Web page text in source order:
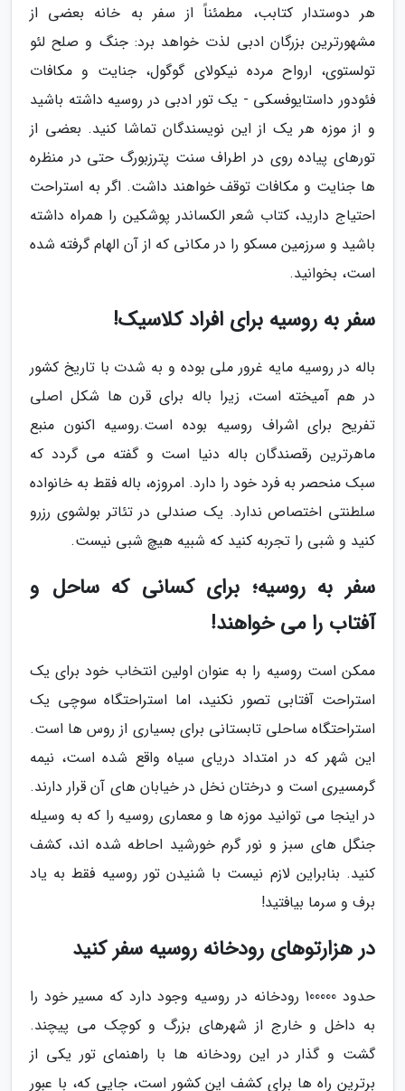
هر دوستدار کتابب، مطمئناً از سفر به خانه بعضی از
مشهورترین بزرگان ادبی لذت خواهد برد: جنگ و صلح لئو
تولستوی، ارواح مرده نیکولای گوگول، جنایت و مکافات
فئودور داستایوفسکی - یک تور ادبی در روسیه داشته باشید
و از موزه هر یک از این نویسندگان تماشا کنید. بعضی از
تورهای پیاده روی در اطراف سنت پترزبورگ حتی در منظره
ها جنایت و مکافات توقف خواهند داشت. اگر به استراحت
احتیاج دارید، کتاب شعر الکساندر پوشکین را همراه داشته
باشید و سرزمین مسکو را در مکانی که از آن الهام گرفته شده
است، بخوانید.
سفر به روسیه برای افراد کلاسیک!
باله در روسیه مایه غرور ملی بوده و به شدت با تاریخ کشور
در هم آمیخته است، زیرا باله برای قرن ها شکل اصلی
تفریح برای اشراف روسیه بوده است.روسیه اکنون منبع
ماهرترین رقصندگان باله دنیا است و گفته می گردد که
سبک منحصر به فرد خود را دارد. امروزه، باله فقط به خانواده
سلطنتی اختصاص ندارد. یک صندلی در تئاتر بولشوی رزرو
کنید و شبی را تجربه کنید که شبیه هیچ شبی نیست.
سفر به روسیه؛ برای کسانی که ساحل و
آفتاب را می خواهند!
ممکن است روسیه را به عنوان اولین انتخاب خود برای یک
استراحت آفتابی تصور نکنید، اما استراحتگاه سوچی یک
استراحتگاه ساحلی تابستانی برای بسیاری از روس ها است.
این شهر که در امتداد دریای سیاه واقع شده است، نیمه
گرمسیری است و درختان نخل در خیابان های آن قرار دارند.
در اینجا می توانید موزه ها و معماری روسیه را که به وسیله
جنگل های سبز و نور گرم خورشید احاطه شده اند، کشف
کنید. بنابراین لازم نیست با شنیدن تور روسیه فقط به یاد
برف و سرما بیافتید!
در هزارتوهای رودخانه روسیه سفر کنید
حدود 100000 رودخانه در روسیه وجود دارد که مسیر خود را
به داخل و خارج از شهرهای بزرگ و کوچک می پیچند.
گشت و گذار در این رودخانه ها با راهنمای تور یکی از
برترین راه ها برای کشف این کشور است، جایی که، با عبور